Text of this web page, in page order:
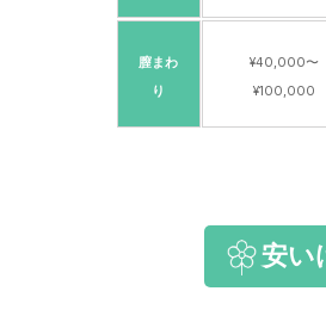
膣まわ
り
¥40,000〜
¥100,000
安い